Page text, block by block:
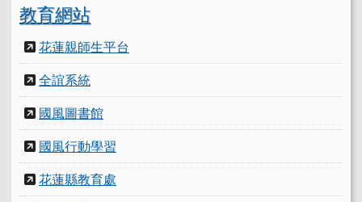
教育網站
花蓮親師生平台
全誼系統
國風圖書館
國風行動學習
花蓮縣教育處